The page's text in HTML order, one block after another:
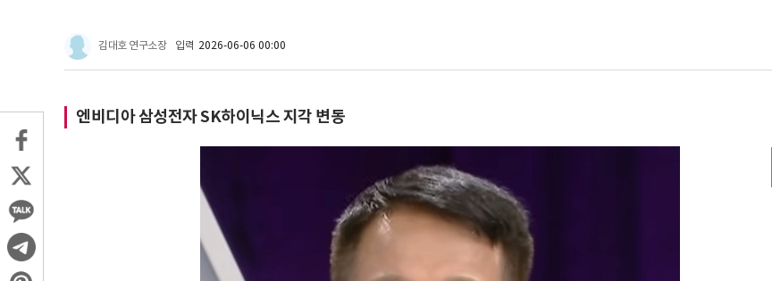
김대호 연구소장 입력 2026-06-06 00:00
엔비디아 삼성전자 SK하이닉스 지각 변동